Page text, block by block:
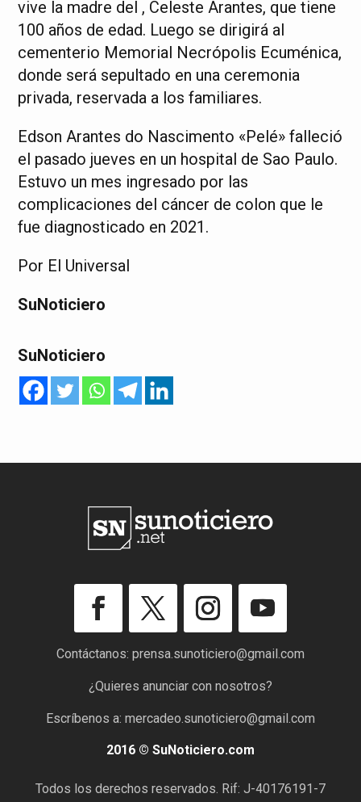
vive la madre del , Celeste Arantes, que tiene
100 años de edad. Luego se dirigirá al
cementerio Memorial Necrópolis Ecuménica,
donde será sepultado en una ceremonia
privada, reservada a los familiares.
Edson Arantes do Nascimento «Pelé» falleció
el pasado jueves en un hospital de Sao Paulo.
Estuvo un mes ingresado por las
complicaciones del cáncer de colon que le
fue diagnosticado en 2021.
Por El Universal
SuNoticiero
SuNoticiero
Contáctanos: prensa.sunoticiero@gmail.com
¿Quieres anunciar con nosotros?
Escríbenos a: mercadeo.sunoticiero@gmail.com
2016 © SuNoticiero.com
Todos los derechos reservados. Rif: J-40176191-7